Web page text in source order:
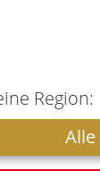
Region:
Alle